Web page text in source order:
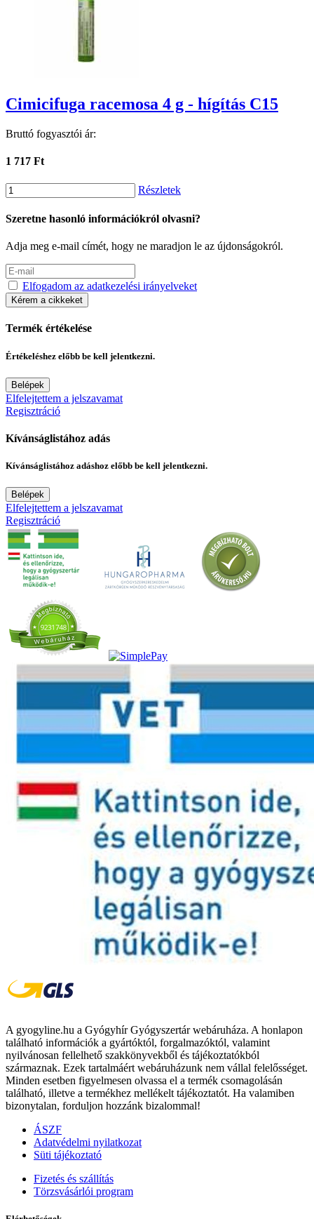
Cimicifuga racemosa 4 g - hígítás C15
Bruttó fogyasztói ár:
1 717 Ft
Részletek
Szeretne hasonló információkról olvasni?
Adja meg e-mail címét, hogy ne maradjon le az újdonságokról.
Elfogadom az adatkezelési irányelveket
Kérem a cikkeket
Termék értékelése
Értékeléshez előbb be kell jelentkezni.
Belépek
Elfelejtettem a jelszavamat
Regisztráció
Kívánságlistához adás
Kívánságlistához adáshoz előbb be kell jelentkezni.
Belépek
Elfelejtettem a jelszavamat
Regisztráció
A gyogyline.hu a Gyógyhír Gyógyszertár webáruháza. A honlapon
található információk a gyártóktól, forgalmazóktól, valamint
nyilvánosan fellelhető szakkönyvekből és tájékoztatókból
származnak. Ezek tartalmáért webáruházunk nem vállal felelősséget.
Minden esetben figyelmesen olvassa el a termék csomagolásán
található, illetve a termékhez mellékelt tájékoztatót. Ha valamiben
bizonytalan, forduljon hozzánk bizalommal!
ÁSZF
Adatvédelmi nyilatkozat
Süti tájékoztató
Fizetés és szállítás
Törzsvásárlói program